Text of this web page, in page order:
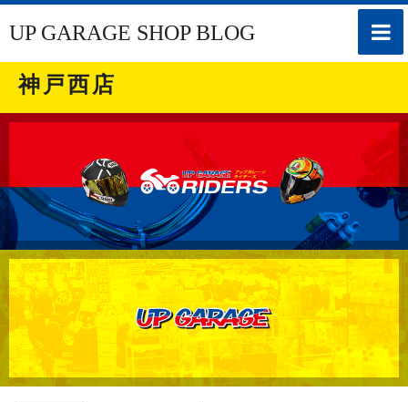
toggle
UP GARAGE SHOP BLOG
神戸西店